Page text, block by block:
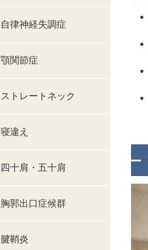
自律神経失調症
顎関節症
ストレートネック
寝違え
四十肩・五十肩
胸郭出口症候群
腱鞘炎